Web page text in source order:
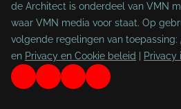
de Architect is onderdeel van VMN
waar VMN media voor staat. Op
volgende regelingen van toepassing:
en Privacy en Cookie beleid Privacy